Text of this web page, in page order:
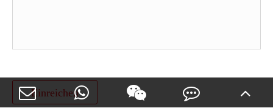
Einreichen